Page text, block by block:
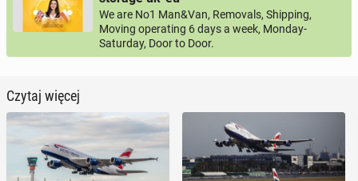
We are No1 Man&Van, Removals, Shipping,
Moving operating 6 days a week, Monday-
Saturday, Door to Door.
Czytaj więcej